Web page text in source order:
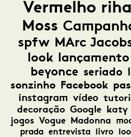
Vermelho
Moss
spfw MArc
look lançamento
beyonce seriado
sonzinho Facebook
instagram vídeo
decoração Google katy
jogos Vogue Madonna
prada entrevista livro